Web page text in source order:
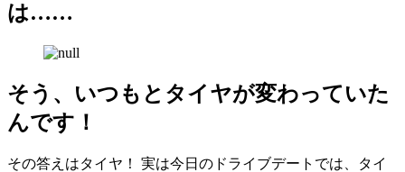
は……
そう、いつもとタイヤが変わっていた
んです！
その答えはタイヤ！ 実は今日のドライブデートでは、タイ